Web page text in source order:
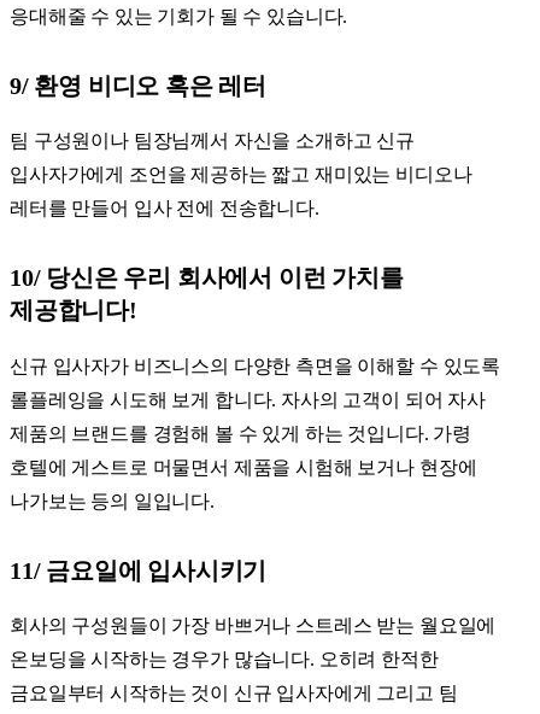
응대해줄 수 있는 기회가 될 수 있습니다.
9/ 환영 비디오 혹은 레터
팀 구성원이나 팀장님께서 자신을 소개하고 신규
입사자가에게 조언을 제공하는 짧고 재미있는 비디오나
레터를 만들어 입사 전에 전송합니다.
10/ 당신은 우리 회사에서 이런 가치를
제공합니다!
신규 입사자가 비즈니스의 다양한 측면을 이해할 수 있도록
롤플레잉을 시도해 보게 합니다. 자사의 고객이 되어 자사
제품의 브랜드를 경험해 볼 수 있게 하는 것입니다. 가령
호텔에 게스트로 머물면서 제품을 시험해 보거나 현장에
나가보는 등의 일입니다.
11/ 금요일에 입사시키기
회사의 구성원들이 가장 바쁘거나 스트레스 받는 월요일에
온보딩을 시작하는 경우가 많습니다. 오히려 한적한
금요일부터 시작하는 것이 신규 입사자에게 그리고 팀